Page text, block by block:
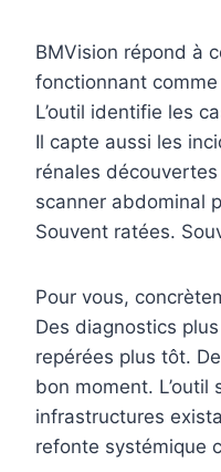
BMVision répond à
fonctionnant
L’outil identifie les
Il capte aussi les
rénales découvertes
scanner abdominal
Souvent ratées.
Pour vous,
Des diagnostics
repérées plus tôt.
bon moment. L’outil
infrastructures
refonte systémique